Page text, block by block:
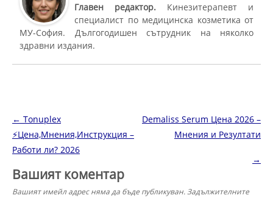
Главен редактор. Кинезитерапевт и
специалист по медицинска козметика от
МУ-София. Дългогодишен сътрудник на няколко
здравни издания.
Навигация в публикациите
← Tonuplex
⚡️Цена,Мнения,Инструкция –
Работи ли? 2026
Demaliss Serum Цена 2026 –
Мнения и Резултати
→
Вашият коментар
Вашият имейл адрес няма да бъде публикуван.Задължителните